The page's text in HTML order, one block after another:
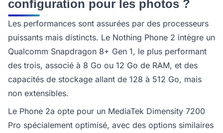
configuration pour les photos ?
Les performances sont assurées par des processeurs
puissants mais distincts. Le Nothing Phone 2 intègre un
Qualcomm Snapdragon 8+ Gen 1, le plus performant
des trois, associé à 8 Go ou 12 Go de RAM, et des
capacités de stockage allant de 128 à 512 Go, mais
non extensibles.
Le Phone 2a opte pour un MediaTek Dimensity 7200
Pro spécialement optimisé, avec des options similaires